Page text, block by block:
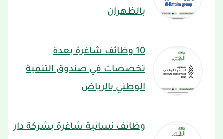
بالظهران
10 وظائف شاغرة بعدة
تخصصات في صندوق التنمية
الوطني بالرياض
وظائف نسائية شاغرة بشركة دار